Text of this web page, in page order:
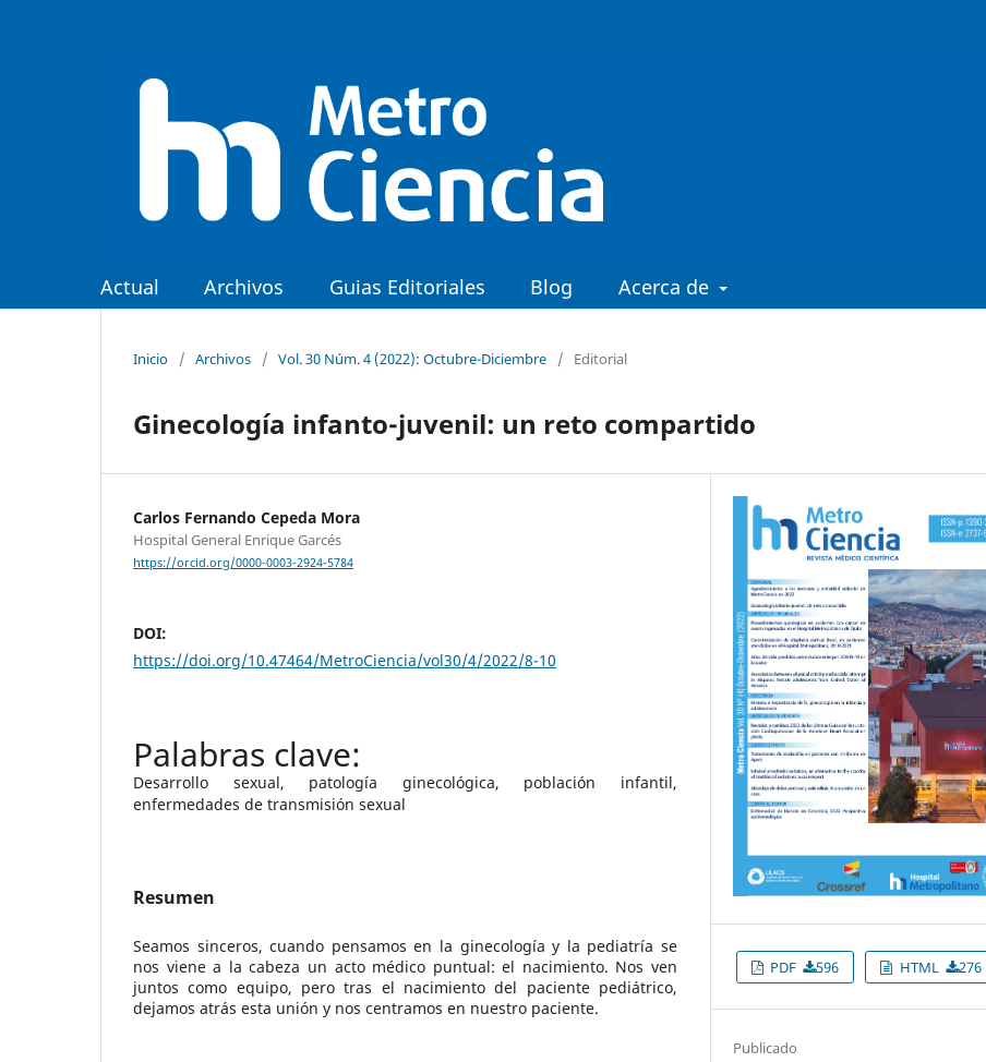
Actual Archivos Guias Editoriales Blog Acerca de
Inicio / Archivos / Vol. 30 Núm. 4 (2022): Octubre-Diciembre / Editorial
Ginecología infanto-juvenil: un reto compartido
Carlos Fernando Cepeda Mora
Hospital General Enrique Garcés
https://orcid.org/0000-0003-2924-5784
DOI:
https://doi.org/10.47464/MetroCiencia/vol30/4/2022/8-10
Desarrollo sexual, patología ginecológica, población infantil,
enfermedades de transmisión sexual
Resumen
Seamos sinceros, cuando pensamos en la ginecología y la pediatría se
nos viene a la cabeza un acto médico puntual: el nacimiento. Nos ven
juntos como equipo, pero tras el nacimiento del paciente pediátrico,
dejamos atrás esta unión y nos centramos en nuestro paciente.
PDF 596 HTML 276
Publicado